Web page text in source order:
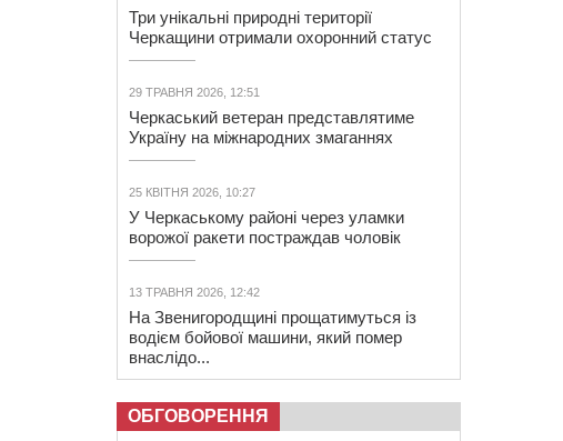
Три унікальні природні території
Черкащини отримали охоронний статус
29 ТРАВНЯ 2026, 12:51
Черкаський ветеран представлятиме
Україну на міжнародних змаганнях
25 КВІТНЯ 2026, 10:27
У Черкаському районі через уламки
ворожої ракети постраждав чоловік
13 ТРАВНЯ 2026, 12:42
На Звенигородщині прощатимуться із
водієм бойової машини, який помер
внаслідо...
ОБГОВОРЕННЯ